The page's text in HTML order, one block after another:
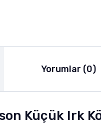
Yorumlar (0)
Küçük Irk